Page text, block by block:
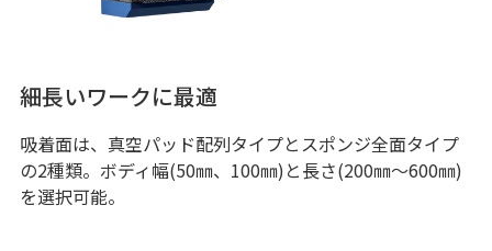
細長いワークに最適
吸着面は、真空パッド配列タイプとスポンジ全面タイプ
の2種類。ボディ幅(50㎜、100㎜)と長さ(200㎜～600㎜)
を選択可能。